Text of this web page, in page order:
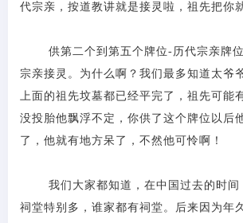
代宗亲，按道教讲就是接灵啦，祖先把你
供第二个到第五个牌位-历代宗亲牌
宗亲接灵。为什么啊？我们最多知道太爷
上面的祖先坟墓都已经平完了，祖先可能
没投胎他飘浮不定，你供了这个牌位以后
了，他就有地方呆了，不然他可怜啊！
我们大家都知道，在中国过去的时间
祠堂特别多，谁家都有祠堂。后来因为年